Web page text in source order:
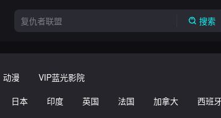
搜索
动漫
VIP蓝光影院
日本 印度 英国 法国 加拿大 西班